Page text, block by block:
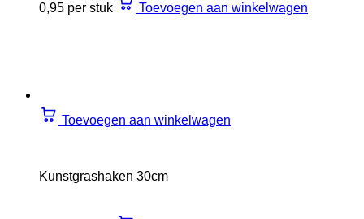
0,95 per stuk Toevoegen aan winkelwagen
Toevoegen aan winkelwagen
Kunstgrashaken 30cm